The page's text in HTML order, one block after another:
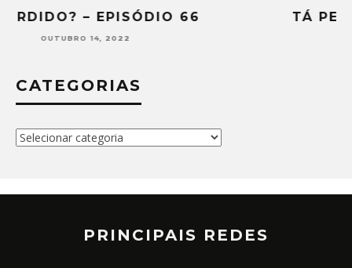
TÁ PERDIDO? – EPISÓDIO 65
SETEMBRO 30, 2022
CATEGORIAS
Categorias
PRINCIPAIS REDES